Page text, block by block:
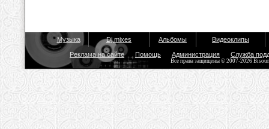
Музыка Dj mixes Альбомы Видеоклипы
Реклама на сайте Помощь Администрация Служба
Все права защищены © 2007-2026